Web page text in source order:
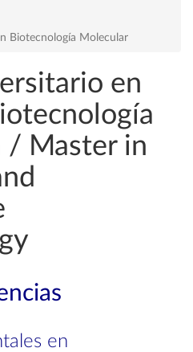
Biotecnología Molecular
en
/ Master in
en